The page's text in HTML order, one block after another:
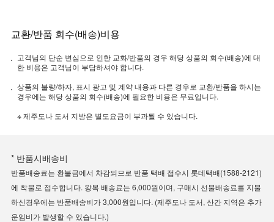
교환/반품 회수(배송)비용
고객님의 단순 변심으로 인한 교화/반품의 경우 해당 상품의 회수(배송)에 대
한 비용은 고객님이 부담하셔야 합니다.
상품의 불량/하자, 표시 광고 및 계약 내용과 다른 경우로 교환/반품을 하시는
경우에는 해당 상품의 회수(배송)에 필요한 비용은 무료입니다.
※ 제주도나 도서 지방은 별도요금이 부과될 수 있습니다.
* 반품시배송비
반품배송료는 환불금에서 차감되므로 반품 택배 접수시 롯데택배(1588-2121)
에 착불로 접수합니다. 왕복 배송료는 6,000원이며, 구매시 선불배송료를 지불
하신경우에는 반품배송비가 3,000원입니다. (제주도나 도서, 산간 지역은 추가
운임비가 발생할 수 있습니다.)